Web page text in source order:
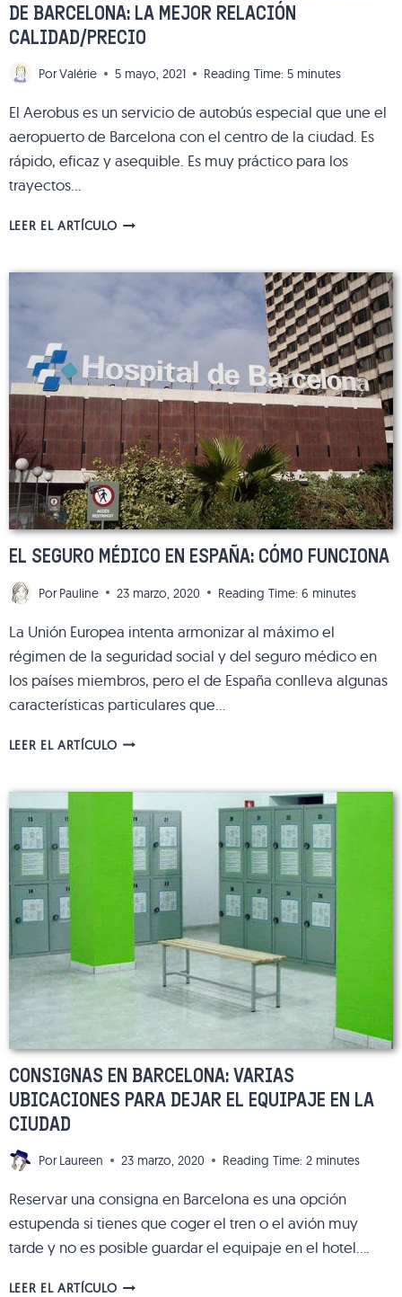
DE BARCELONA: LA MEJOR RELACIÓN
CALIDAD/PRECIO
Por Valérie 5 mayo, 2021 Reading Time: 5 minutes
El Aerobus es un servicio de autobús especial que une el
aeropuerto de Barcelona con el centro de la ciudad. Es
rápido, eficaz y asequible. Es muy práctico para los
trayectos…
LEER EL ARTÍCULODEL
CENTRO
BARCELONA:
LA
MEJOR
RELACIÓN
CALIDAD/PRECIO
EL SEGURO MÉDICO EN ESPAÑA: CÓMO FUNCIONA
Por Pauline 23 marzo, 2020 Reading Time: 6 minutes
La Unión Europea intenta armonizar al máximo el
régimen de la seguridad social y del seguro médico en
los países miembros, pero el de España conlleva algunas
características particulares que…
LEER EL ARTÍCULOEL
EN
ESPAÑA:
CÓMO
FUNCIONA
CONSIGNAS EN BARCELONA: VARIAS
UBICACIONES PARA DEJAR EL EQUIPAJE EN LA
CIUDAD
Por Laureen 23 marzo, 2020 Reading Time: 2 minutes
Reservar una consigna en Barcelona es una opción
estupenda si tienes que coger el tren o el avión muy
tarde y no es posible guardar el equipaje en el hotel….
LEER EL ARTÍCULOCONSIGNAS